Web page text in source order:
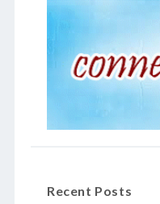
Recent Posts